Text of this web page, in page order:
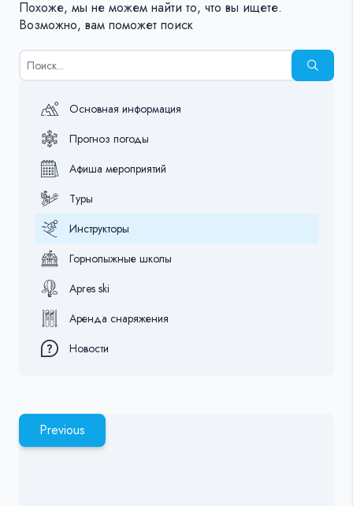
Похоже, мы не можем найти то, что вы ищете.
Возможно, вам поможет поиск
Результаты
поиска
Основная информация
Прогноз погоды
Афиша мероприятий
Туры
Инструкторы
Горнолыжные школы
Apres ski
Аренда снаряжения
Новости
Previous